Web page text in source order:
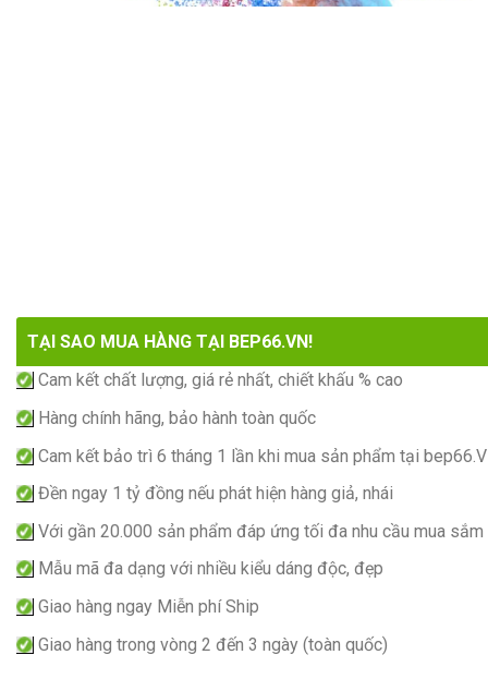
TẠI SAO MUA HÀNG TẠI BEP66.VN!
Cam kết chất lượng, giá rẻ nhất, chiết khấu % cao
Hàng chính hãng, bảo hành toàn quốc
Cam kết bảo trì 6 tháng 1 lần khi mua sản phẩm tại
Đền ngay 1 tỷ đồng nếu phát hiện hàng giả, nhái
Với gần 20.000 sản phẩm đáp ứng tối đa nhu cầu mua sắm
Mẫu mã đa dạng với nhiều kiểu dáng độc, đẹp
Giao hàng ngay Miễn phí Ship
Giao hàng trong vòng 2 đến 3 ngày (toàn quốc)